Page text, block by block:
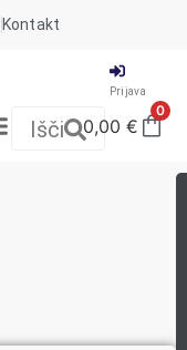
Kontakt
Prijava
Išči
0
0,00 €